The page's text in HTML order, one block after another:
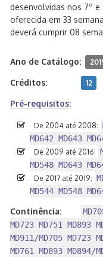
desenvolvidas nos 7º e
oferecida em 33
deverá cumprir 08
Ano de Catálogo:
Créditos: 12
Pré-requisitos:
De 2004 até 2008:
MD642 MD643
De 2009 até 2016:
MD548 MD643
De 2017 até 2019:
MD544 MD548
Continência:
MD723 MD751 MD893
MD911/MD705 MD723
MD761 MD893 MD894/